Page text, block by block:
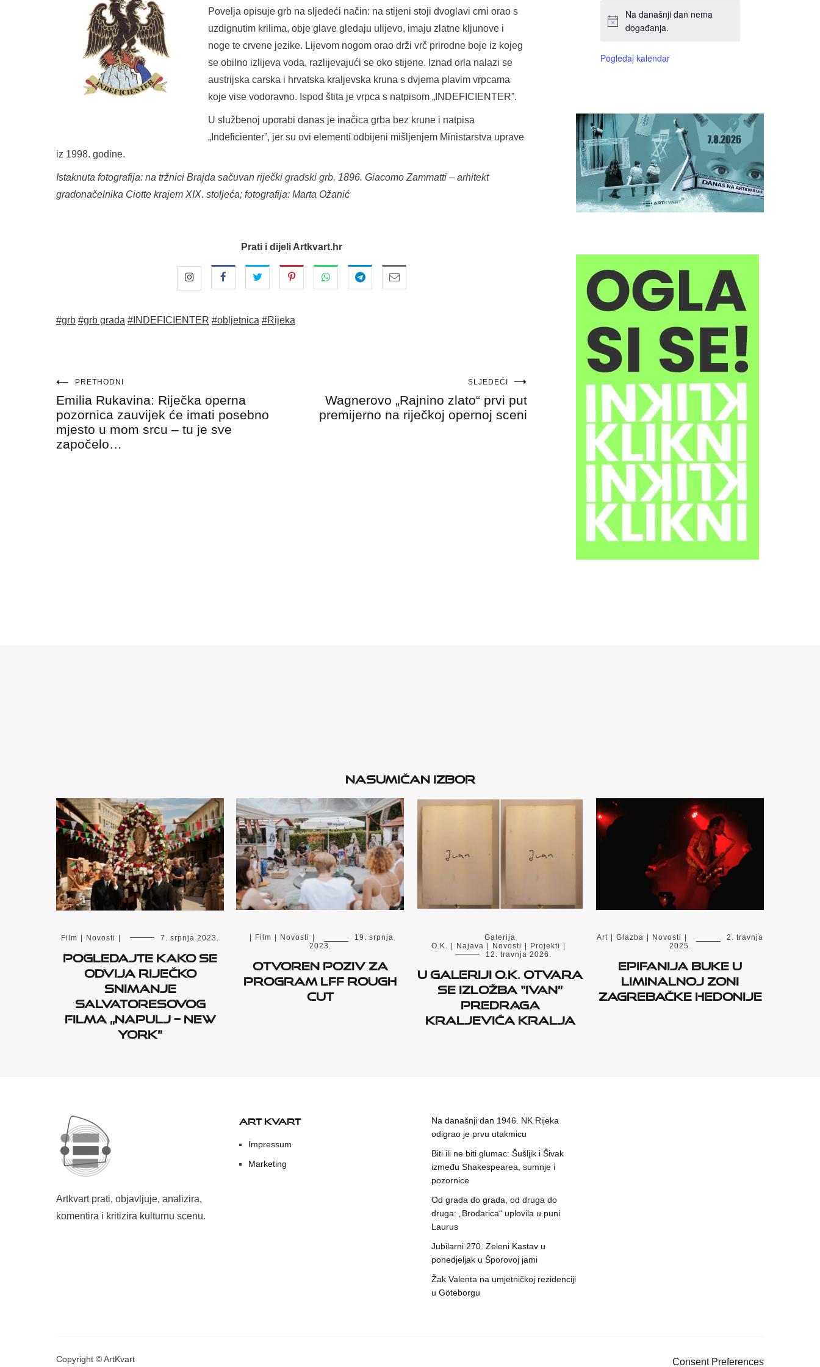
Povelja opisuje grb na sljedeći način: na stijeni stoji dvoglavi crni orao s
uzdignutim krilima, obje glave gledaju ulijevo, imaju zlatne kljunove i
noge te crvene jezike. Lijevom nogom orao drži vrč prirodne boje iz kojeg
se obilno izlijeva voda, razlijevajući se oko stijene. Iznad orla nalazi se
austrijska carska i hrvatska kraljevska kruna s dvjema plavim vrpcama
koje vise vodoravno. Ispod štita je vrpca s natpisom „INDEFICIENTER”.
U službenoj uporabi danas je inačica grba bez krune i natpisa
„Indeficienter”, jer su ovi elementi odbijeni mišljenjem Ministarstva uprave
iz 1998. godine.
Istaknuta fotografija: na tržnici Brajda sačuvan riječki gradski grb, 1896. Giacomo Zammatti – arhitekt
gradonačelnika Ciotte krajem XIX. stoljeća; fotografija: Marta Ožanić
Prati i dijeli Artkvart.hr
#grb #grb grada #INDEFICIENTER #obljetnica #Rijeka
Navigacija
objava
PRETHODNI
Emilia Rukavina: Riječka operna
pozornica zauvijek će imati posebno
mjesto u mom srcu – tu je sve
započelo…
SLJEDEĆI
Wagnerovo „Rajnino zlato“ prvi put
premijerno na riječkoj opernoj sceni
Na današnji dan nema
događanja.
Pogledaj kalendar
Nasumičan izbor
Film | Novosti | 7. srpnja 2023.
Pogledajte kako se
odvija riječko
snimanje
Salvatoresovog
filma „Napulj – New
York”
Film Novosti
19. srpnja
2023.
Otvoren poziv za
program LFF Rough
Cut
Galerija
O.K.
Najava Novosti Projekti
12. travnja 2026.
U Galeriji O.K. otvara
se izložba “Ivan”
Predraga
Kraljevića Kralja
Art Glazba Novosti
2. travnja
2025.
Epifanija buke u
liminalnoj zoni
zagrebačke hedonije
Artkvart prati, objavljuje, analizira,
komentira i kritizira kulturnu scenu.
ART KVART
Impressum
Marketing
Na današnji dan 1946. NK Rijeka
odigrao je prvu utakmicu
Biti ili ne biti glumac: Šušljik i Šivak
između Shakespearea, sumnje i
pozornice
Od grada do grada, od druga do
druga: „Brodarica“ uplovila u puni
Laurus
Jubilarni 270. Zeleni Kastav u
ponedjeljak u Šporovoj jami
Žak Valenta na umjetničkoj rezidenciji
u Göteborgu
Copyright © ArtKvart Consent Preferences